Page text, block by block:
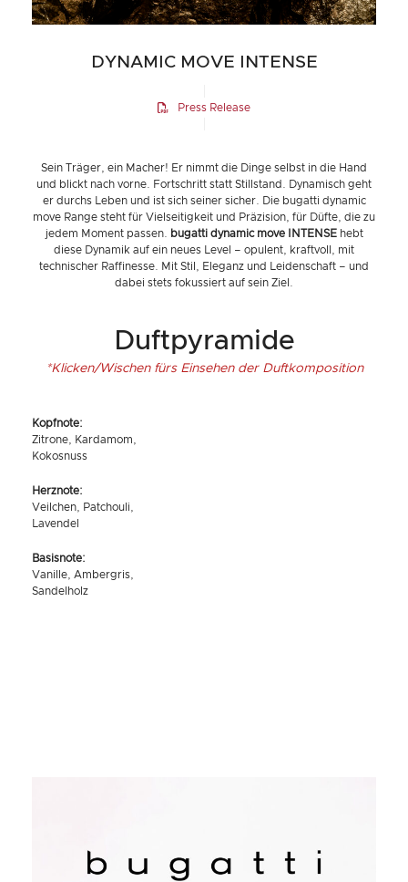
DYNAMIC MOVE INTENSE
Press Release
Sein Träger, ein Macher! Er nimmt die Dinge selbst in die Hand
und blickt nach vorne. Fortschritt statt Stillstand. Dynamisch geht
er durchs Leben und ist sich seiner sicher. Die bugatti dynamic
move Range steht für Vielseitigkeit und Präzision, für Düfte, die zu
jedem Moment passen.
bugatti dynamic move INTENSEhebt
diese Dynamik auf ein neues Level – opulent, kraftvoll, mit
technischer Raffinesse. Mit Stil, Eleganz und Leidenschaft – und
dabei stets fokussiert auf sein Ziel.
Duftpyramide
*Klicken/Wischen fürs Einsehen der Duftkomposition
Kopfnote:
Zitrone, Kardamom,
Kokosnuss
Herznote:
Veilchen, Patchouli,
Lavendel
Basisnote:
Vanille, Ambergris,
Sandelholz